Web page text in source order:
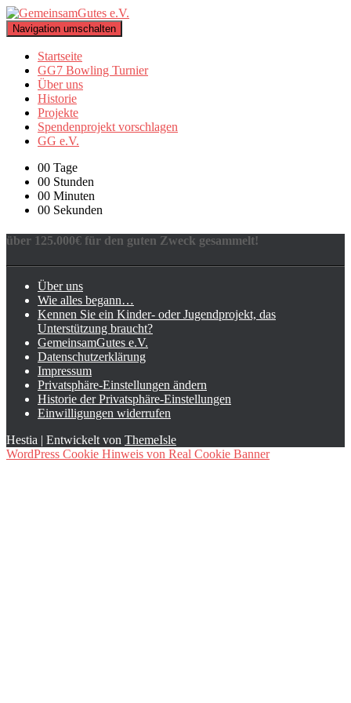
Navigation umschalten
Startseite
GG7 Bowling Turnier
Über uns
Historie
Projekte
Spendenprojekt vorschlagen
GG e.V.
00 Tage
00 Stunden
00 Minuten
00 Sekunden
über 125.000€ für den guten Zweck gesammelt!
Über uns
Wie alles begann…
Kennen Sie ein Kinder- oder Jugendprojekt, das
Unterstützung braucht?
GemeinsamGutes e.V.
Datenschutzerklärung
Impressum
Privatsphäre-Einstellungen ändern
Historie der Privatsphäre-Einstellungen
Einwilligungen widerrufen
Hestia | Entwickelt von ThemeIsle
WordPress Cookie Hinweis von Real Cookie Banner